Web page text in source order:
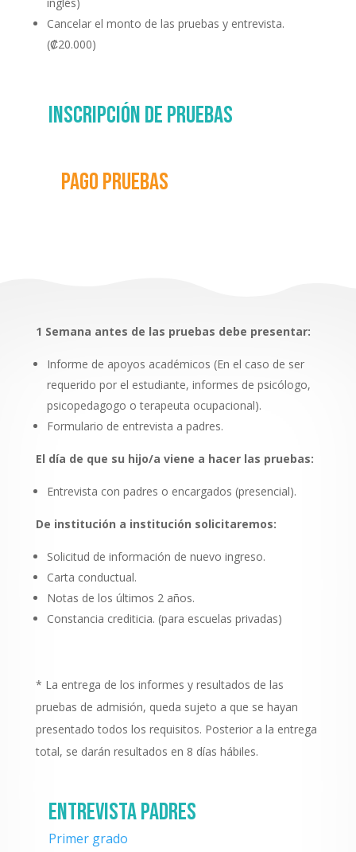
Cancelar el monto de las pruebas y entrevista.
(₡20.000)
Inscripción de pruebas
Pago pruebas
1 Semana antes de las pruebas debe presentar:
Informe de apoyos académicos (En el caso de ser
requerido por el estudiante, informes de psicólogo,
psicopedagogo o terapeuta ocupacional).
Formulario de entrevista a padres.
El día de que su hijo/a viene a hacer las pruebas:
Entrevista con padres o encargados (presencial).
De institución a institución solicitaremos:
Solicitud de información de nuevo ingreso.
Carta conductual.
Notas de los últimos 2 años.
Constancia crediticia. (para escuelas privadas)
* La entrega de los informes y resultados de las
pruebas de admisión, queda sujeto a que se hayan
presentado todos los requisitos. Posterior a la entrega
total, se darán resultados en 8 días hábiles.
Entrevista padres
Primer grado